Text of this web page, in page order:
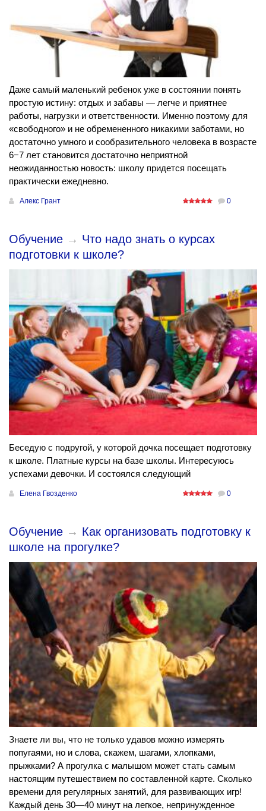
Даже самый маленький ребенок уже в состоянии понять
простую истину: отдых и забавы — легче и приятнее
работы, нагрузки и ответственности. Именно поэтому для
«свободного» и не обремененного никакими заботами, но
достаточно умного и сообразительного человека в возрасте
6−7 лет становится достаточно неприятной
неожиданностью новость: школу придется посещать
практически ежедневно.
Алекс Грант 0
Обучение → Что надо знать о курсах
подготовки к школе?
Беседую с подругой, у которой дочка посещает подготовку
к школе. Платные курсы на базе школы. Интересуюсь
успехами девочки. И состоялся следующий
Елена Гвозденко 0
Обучение → Как организовать подготовку к
школе на прогулке?
Знаете ли вы, что не только удавов можно измерять
попугаями, но и слова, скажем, шагами, хлопками,
прыжками? А прогулка с малышом может стать самым
настоящим путешествием по составленной карте. Сколько
времени для регулярных занятий, для развивающих игр!
Каждый день 30—40 минут на легкое, непринужденное